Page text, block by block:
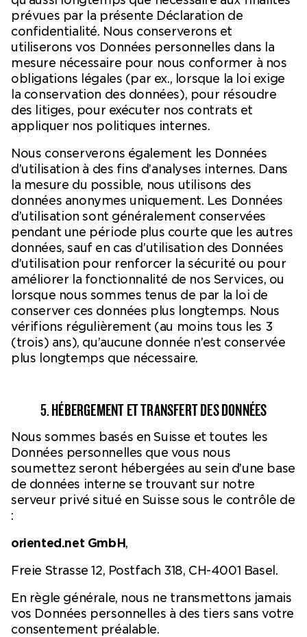
prévues par la présente Déclaration de
confidentialité. Nous conserverons et
utiliserons vos Données personnelles dans la
mesure nécessaire pour nous conformer à nos
obligations légales (par ex., lorsque la loi exige
la conservation des données), pour résoudre
des litiges, pour exécuter nos contrats et
appliquer nos politiques internes.
Nous conserverons également les Données
d’utilisation à des fins d’analyses internes. Dans
la mesure du possible, nous utilisons des
données anonymes uniquement. Les Données
d’utilisation sont généralement conservées
pendant une période plus courte que les autres
données, sauf en cas d’utilisation des Données
d’utilisation pour renforcer la sécurité ou pour
améliorer la fonctionnalité de nos Services, ou
lorsque nous sommes tenus de par la loi de
conserver ces données plus longtemps. Nous
vérifions régulièrement (au moins tous les 3
(trois) ans), qu’aucune donnée n’est conservée
plus longtemps que nécessaire.
5. HÉBERGEMENT ET TRANSFERT DES DONNÉES
Nous sommes basés en Suisse et toutes les
Données personnelles que vous nous
soumettez seront hébergées au sein d’une base
de données interne se trouvant sur notre
serveur privé situé en Suisse sous le contrôle de
:
oriented.net GmbH,
Freie Strasse 12, Postfach 318, CH-4001 Basel.
En règle générale, nous ne transmettons jamais
vos Données personnelles à des tiers sans votre
consentement préalable.